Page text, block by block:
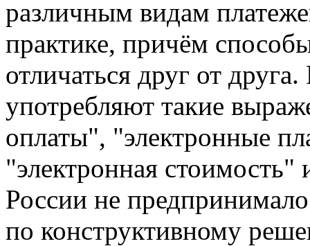
различным видам
практике, причём
отличаться друг от
употребляют такие
оплаты", "электронные
"электронная
России не
по конструктивному